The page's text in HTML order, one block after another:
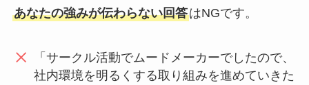
あなたの強みが伝わらない回答はNGです。
「サークル活動でムードメーカーでしたので、
社内環境を明るくする取り組みを進めていきた